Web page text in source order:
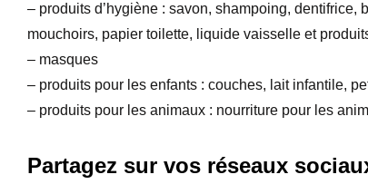
– produits d’hygiène : savon, shampoing,
mouchoirs, papier toilette, liquide vaisselle et
– masques
– produits pour les enfants : couches, lait infantile,
– produits pour les animaux : nourriture pour les
Partagez sur vos réseaux